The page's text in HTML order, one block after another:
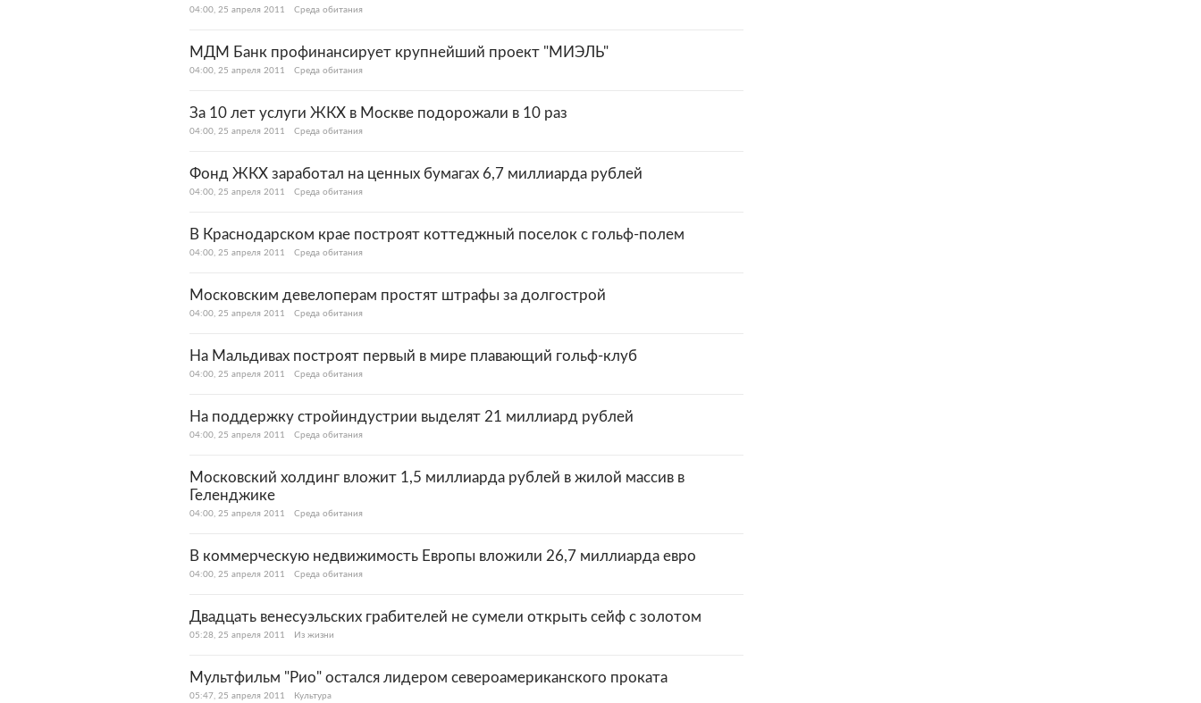
04:00, 25 апреля 2011 Среда обитания
МДМ Банк профинансирует крупнейший проект "МИЭЛЬ"
04:00, 25 апреля 2011 Среда обитания
За 10 лет услуги ЖКХ в Москве подорожали в 10 раз
04:00, 25 апреля 2011 Среда обитания
Фонд ЖКХ заработал на ценных бумагах 6,7 миллиарда рублей
04:00, 25 апреля 2011 Среда обитания
В Краснодарском крае построят коттеджный поселок с гольф-полем
04:00, 25 апреля 2011 Среда обитания
Московским девелоперам простят штрафы за долгострой
04:00, 25 апреля 2011 Среда обитания
На Мальдивах построят первый в мире плавающий гольф-клуб
04:00, 25 апреля 2011 Среда обитания
На поддержку стройиндустрии выделят 21 миллиард рублей
04:00, 25 апреля 2011 Среда обитания
Московский холдинг вложит 1,5 миллиарда рублей в жилой массив в
Геленджике
04:00, 25 апреля 2011 Среда обитания
В коммерческую недвижимость Европы вложили 26,7 миллиарда евро
04:00, 25 апреля 2011 Среда обитания
Двадцать венесуэльских грабителей не сумели открыть сейф с золотом
05:28, 25 апреля 2011 Из жизни
Мультфильм "Рио" остался лидером североамериканского проката
05:47, 25 апреля 2011 Культура